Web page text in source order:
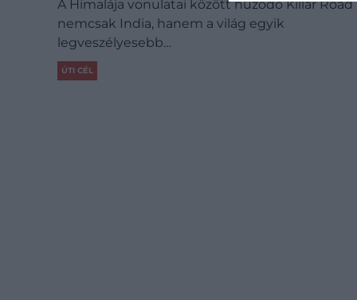
A Himalája vonulatai között húzódó Killar Road
nemcsak India, hanem a világ egyik
legveszélyesebb…
ÚTI CÉL